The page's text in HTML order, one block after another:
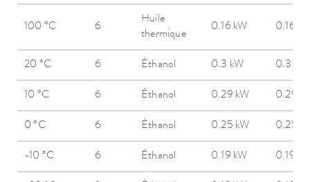
100 °C 6
Huile
thermique
0.16 kW 0.16
20 °C 6 Éthanol 0.3 kW 0.3 kW
10 °C 6 Éthanol 0.29 kW 0.29
0 °C 6 Éthanol 0.25 kW 0.25
-10 °C 6 Éthanol 0.19 kW 0.19